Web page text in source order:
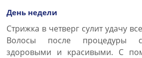
День недели
Cтрижка в четверг сулит удачу
Волосы после процедуры
здоровыми и красивыми. С